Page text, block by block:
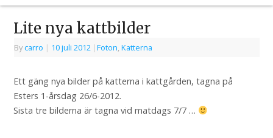
Lite nya kattbilder
Bycarro | 10 juli 2012 |Foton Katterna
Ett gäng nya bilder på katterna i kattgården, tagna på
Esters 1-årsdag 26/6-2012.
Sista tre bilderna är tagna vid matdags 7/7 …